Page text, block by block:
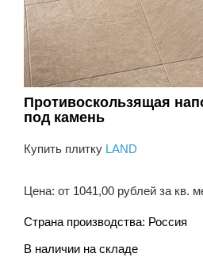
Противоскользящая
под камень
Купить плитку LAND
Цена: от 1041,00 рублей за кв.
Страна производства: Россия
В наличии на складе